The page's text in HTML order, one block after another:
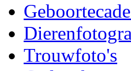
Trouwfoto's